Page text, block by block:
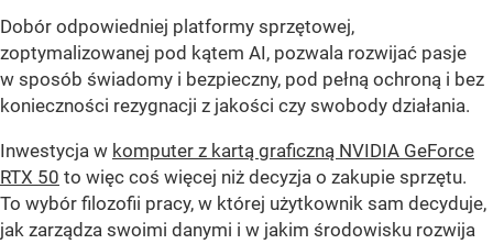
Dobór odpowiedniej platformy sprzętowej,
zoptymalizowanej pod kątem AI, pozwala rozwijać pasje
w sposób świadomy i bezpieczny, pod pełną ochroną i bez
konieczności rezygnacji z jakości czy swobody działania.
Inwestycja w komputer z kartą graficzną NVIDIA GeForce
RTX 50 to więc coś więcej niż decyzja o zakupie sprzętu.
To wybór filozofii pracy, w której użytkownik sam decyduje,
jak zarządza swoimi danymi i w jakim środowisku rozwija